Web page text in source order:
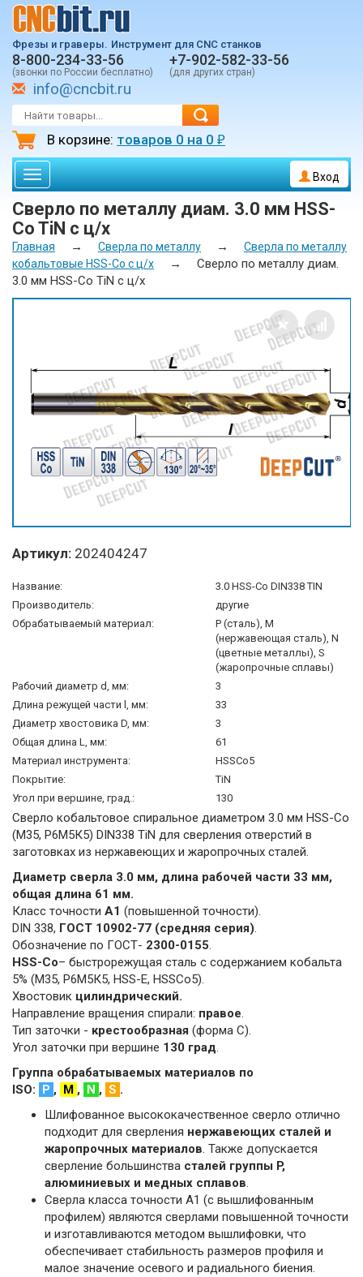
Фрезы и граверы. Инструмент для CNC станков
8-800-234-33-56
(звонки по России бесплатно)
+7-902-582-33-56
(для других стран)
info@cncbit.ru
В корзине: товаров 0 на 0 ₽
Toggle
navigation
Вход
Сверло по металлу диам. 3.0 мм HSS-
Co TiN с ц/х
Главная → Сверла по металлу →
Сверла по металлу
кобальтовые HSS-Co с ц/х
→
Сверло по металлу диам.
3.0 мм HSS-Co TiN с ц/х
Артикул: 202404247
Название:
3.0 HSS-Co DIN338 TIN
Производитель:
другие
Обрабатываемый материал:
P (сталь), M
(нержавеющая сталь), N
(цветные металлы), S
(жаропрочные сплавы)
Рабочий диаметр d, мм:
3
Длина режущей части l, мм:
33
Диаметр хвостовика D, мм:
3
Общая длина L, мм:
61
Материал инструмента:
HSSCo5
Покрытие:
TiN
Угол при вершине, град.:
130
Сверло кобальтовое спиральное диаметром 3.0 мм HSS-Сo
(М35, Р6М5К5) DIN338 TiN для сверления отверстий в
заготовках из нержавеющих и жаропрочных сталей.
Диаметр сверла 3.0 мм, длина рабочей части 33 мм,
общая длина 61 мм.
Класс точности А1 (повышенной точности).
DIN 338, ГОСТ 10902-77 (средняя серия).
Обозначение по ГОСТ- 2300-0155.
HSS-Co– быстрорежущая сталь с содержанием кобальта
5% (M35, Р6М5К5, HSS-E, HSSCo5).
Хвостовик цилиндрический.
Направление вращения спирали: правое.
Тип заточки - крестообразная (форма C).
Угол заточки при вершине 130 град.
Группа обрабатываемых материалов по
ISO: P , M , N , S .
Шлифованное высококачественное сверло отлично
подходит для сверления нержавеющих сталей и
жаропрочных материалов. Также допускается
сверление большинства сталей группы P,
алюминиевых и медных сплавов.
Сверла класса точности А1 (с вышлифованным
профилем) являются сверлами повышенной точности
и изготавливаются методом вышлифовки, что
обеспечивает стабильность размеров профиля и
малое значение осевого и радиального биения.